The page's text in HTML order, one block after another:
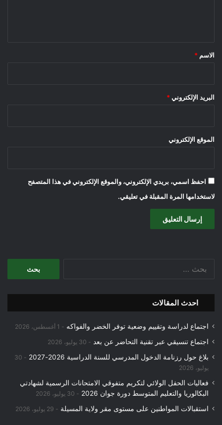
*
الاسم *
البريد الإلكتروني *
الموقع الإلكتروني
احفظ اسمي، بريدي الإلكتروني، والموقع الإلكتروني في هذا المتصفح
لاستخدامها المرة المقبلة في تعليقي.
احدث المقالات
اجتماع لدراسة وتقييم وضعية توفر الخضر والفواكه 1 أغسطس، 2026
اجتماع تنسيقي عبر تقنية التحاضر عن بعد 30 يوليو، 2026
بلاغ حول رزنامة الدخول المدرسي للسنة الدراسية 2026-2027
30
يوليو، 2026
فعاليات الحفل الولائي لتكريم متفوقي الامتحانات الرسمية لشهادتي
البكالوريا والتعليم المتوسط دورة جوان 2026
30 يوليو، 2026
استقبالات المواطنين على مستوى مقر ولاية المسيلة 29 يوليو، 2026